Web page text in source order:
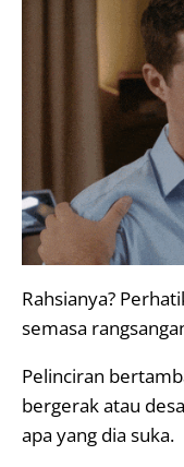
Rahsianya?
semasa
Pelinciran
bergerak atau
apa yang dia suka.